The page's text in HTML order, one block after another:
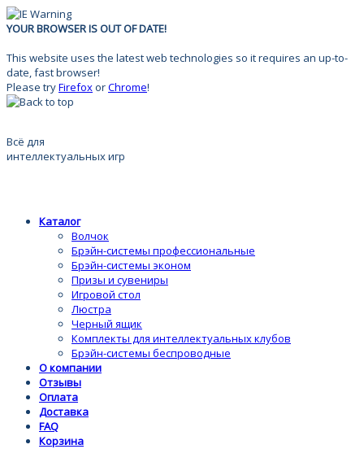
YOUR BROWSER IS OUT OF DATE!
This website uses the latest web technologies so it requires an up-to-
date, fast browser!
Please tryFirefoxorChrome!
Всё для
интеллектуальных игр
Каталог
Волчок
Брэйн-системы профессиональные
Брэйн-системы эконом
Призы и сувениры
Игровой стол
Люстра
Черный ящик
Комплекты для интеллектуальных клубов
Брэйн-системы беспроводные
О компании
Отзывы
Оплата
Доставка
FAQ
Корзина